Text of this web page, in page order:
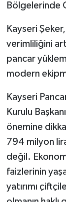
Bölgelerinde
Kayseri
verimliliğini
pancar
modern
Kayseri
Kurulu
önemine
794 milyon
değil.
faizlerinin
yatırımı